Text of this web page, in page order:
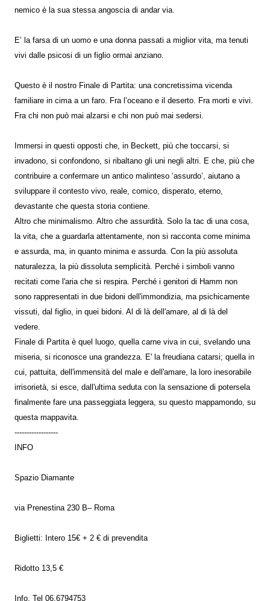
nemico è la sua stessa angoscia di andar via.
E’ la farsa di un uomo e una donna passati a miglior vita, ma tenuti
vivi dalle psicosi di un figlio ormai anziano.
Questo è il nostro Finale di Partita: una concretissima vicenda
familiare in cima a un faro. Fra l’oceano e il deserto. Fra morti e vivi.
Fra chi non può mai alzarsi e chi non può mai sedersi.
Immersi in questi opposti che, in Beckett, più che toccarsi, si
invadono, si confondono, si ribaltano gli uni negli altri. E che, più che
contribuire a confermare un antico malinteso ‘assurdo’, aiutano a
sviluppare il contesto vivo, reale, comico, disperato, eterno,
devastante che questa storia contiene.
Altro che minimalismo. Altro che assurdità. Solo la tac di una cosa,
la vita, che a guardarla attentamente, non si racconta come minima
e assurda, ma, in quanto minima e assurda. Con la più assoluta
naturalezza, la più dissoluta semplicità. Perché i simboli vanno
recitati come l'aria che si respira. Perché i genitori di Hamm non
sono rappresentati in due bidoni dell'immondizia, ma psichicamente
vissuti, dal figlio, in quei bidoni. Al di là dell'amare, al di là del
vedere.
Finale di Partita è quel luogo, quella carne viva in cui, svelando una
miseria, si riconosce una grandezza. E' la freudiana catarsi; quella in
cui, pattuita, dell'immensità del male e dell'amare, la loro inesorabile
irrisorietà, si esce, dall'ultima seduta con la sensazione di potersela
finalmente fare una passeggiata leggera, su questo mappamondo, su
questa mappavita.
------------------
INFO
Spazio Diamante
via Prenestina 230 B– Roma
Biglietti: Intero 15€ + 2 € di prevendita
Ridotto 13,5 €
Info. Tel 06.6794753